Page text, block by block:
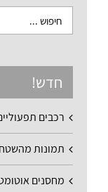
חדש!
רכבים
תמונות
מחסנים